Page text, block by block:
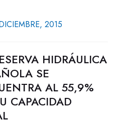
2015
HIDRÁULICA
SE
AL 55,9%
CAPACIDAD